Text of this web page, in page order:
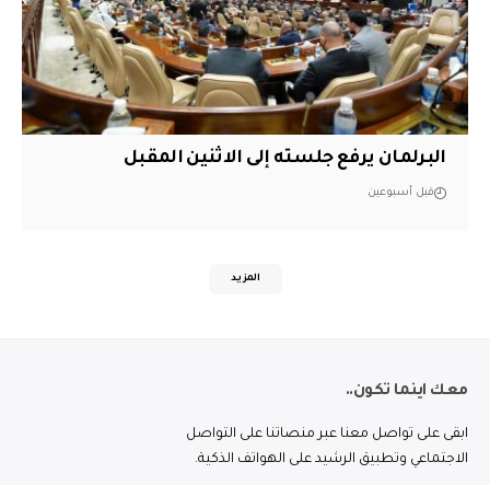
البرلمان يرفع جلسته إلى الاثنين المقبل
قبل أسبوعين
المزيد
معك اينما تكون..
ابقى على تواصل معنا عبر منصاتنا على التواصل
الاجتماعي وتطبيق الرشيد على الهواتف الذكية.